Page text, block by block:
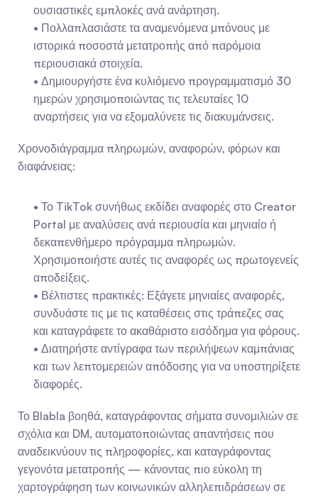
ουσιαστικές εμπλοκές ανά ανάρτηση.
- Πολλαπλασιάστε τα αναμενόμενα μπόνους με
ιστορικά ποσοστά μετατροπής από παρόμοια
περιουσιακά στοιχεία.
- Δημιουργήστε ένα κυλιόμενο προγραμματισμό 30
ημερών χρησιμοποιώντας τις τελευταίες 10
αναρτήσεις για να εξομαλύνετε τις διακυμάνσεις.
Χρονοδιάγραμμα πληρωμών, αναφορών, φόρων και
διαφάνειας:
- Το TikTok συνήθως εκδίδει αναφορές στο Creator
Portal με αναλύσεις ανά περιουσία και μηνιαίο ή
δεκαπενθήμερο πρόγραμμα πληρωμών.
Χρησιμοποιήστε αυτές τις αναφορές ως πρωτογενείς
αποδείξεις.
- Βέλτιστες πρακτικές: Εξάγετε μηνιαίες αναφορές,
συνδυάστε τις με τις καταθέσεις στις τράπεζες σας
και καταγράφετε το ακαθάριστο εισόδημα για φόρους.
- Διατηρήστε αντίγραφα των περιλήψεων καμπάνιας
και των λεπτομερειών απόδοσης για να υποστηρίξετε
διαφορές.
Το Blabla βοηθά, καταγράφοντας σήματα συνομιλιών σε
σχόλια και DM, αυτοματοποιώντας απαντήσεις που
αναδεικνύουν τις πληροφορίες, και καταγράφοντας
γεγονότα μετατροπής — κάνοντας πιο εύκολη τη
χαρτογράφηση των κοινωνικών αλληλεπιδράσεων σε